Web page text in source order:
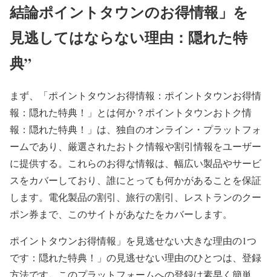
結論ポイントタウンのお得情報」を
見逃してはならない理由：隠れた特
典”
まず、「ポイントタウンお得情報：ポイントタウンお得情
報：隠れた特典！」とは何か？ポイントタウンおトク情
報：隠れた特典！」は、独自のオンライン・プラットフォ
ームであり、厳選されたおトク情報や割引情報をユーザー
に提供する。これらのお得な情報は、幅広い製品やサービ
スをカバーしており、誰にとっても何かがあることを保証
します。電化製品の割引、旅行の割引、レストランのクー
ポン券まで、このサイトがあなたをカバーします。
ポイントタウンお得情報」を見逃せない大きな理由の1つ
です：隠れた特典！」の見逃せない理由のひとつは、登録